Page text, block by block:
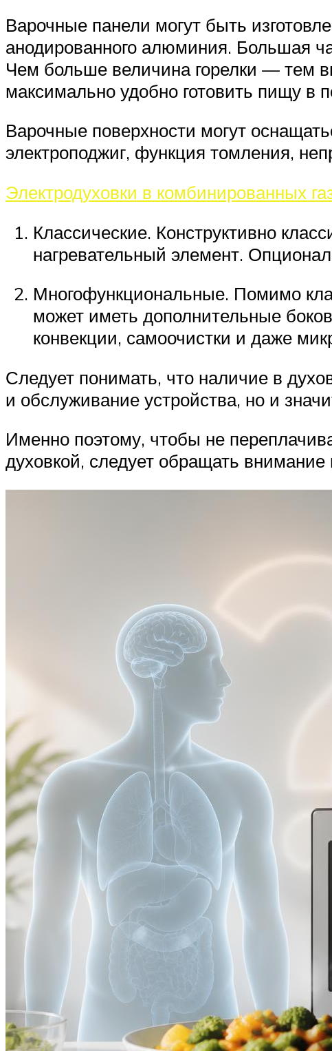
Варочные панели могут быть
анодированного алюминия. Большая
Чем больше величина горелки — тем
максимально удобно готовить пищу в
Варочные поверхности могут
электроподжиг, функция томления,
Электродуховки в комбинированных
Классические. Конструктивно
нагревательный элемент.
Многофункциональные. Помимо
может иметь дополнительные
конвекции, самоочистки и даже
Следует понимать, что наличие в
и обслуживание устройства, но и
Именно поэтому, чтобы не
духовкой, следует обращать